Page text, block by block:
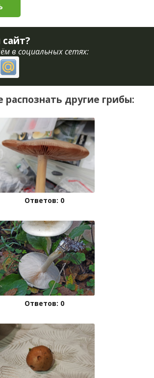
в социальных сетях:
распознать другие грибы:
Ответов: 0
Ответов: 0